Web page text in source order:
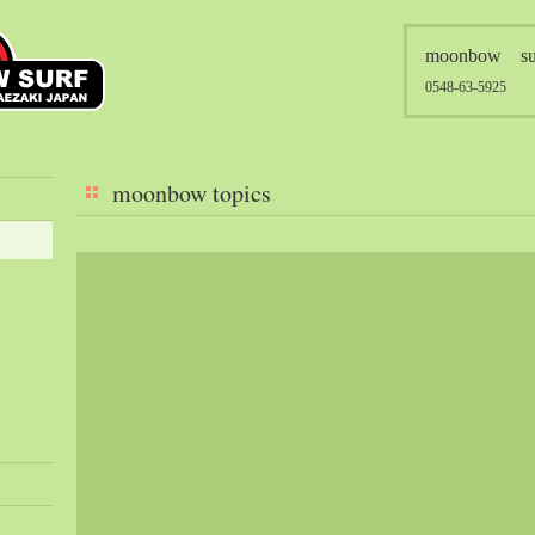
moonbow
0548-63-5925
moonbow topics